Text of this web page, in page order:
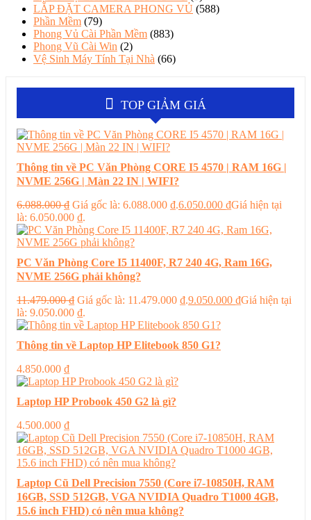
LẮP ĐẶT CAMERA PHONG VỦ (588)
Phần Mềm (79)
Phong Vủ Cài Phần Mềm (883)
Phong Vũ Cài Win (2)
Vệ Sinh Máy Tính Tại Nhà (66)
TOP GIẢM GIÁ
Thông tin về PC Văn Phòng CORE I5 4570 | RAM 16G |
NVME 256G | Màn 22 IN | WIFI?
6.088.000₫ Giá gốc là: 6.088.000 ₫.6.050.000 ₫Giá hiện tại
là: 6.050.000 ₫.
PC Văn Phòng Core I5 11400F, R7 240 4G, Ram 16G,
NVME 256G phải không?
11.479.000₫ Giá gốc là: 11.479.000 ₫.9.050.000 ₫Giá hiện tại
là: 9.050.000 ₫.
Thông tin về Laptop HP Elitebook 850 G1?
4.850.000 ₫
Laptop HP Probook 450 G2 là gì?
4.500.000 ₫
Laptop Cũ Dell Precision 7550 (Core i7-10850H, RAM
16GB, SSD 512GB, VGA NVIDIA Quadro T1000 4GB,
15.6 inch FHD) có nên mua không?